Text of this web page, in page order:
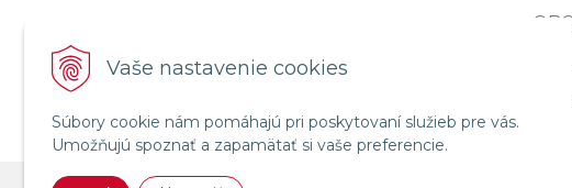
Vaše nastavenie cookies
Súbory cookie nám pomáhajú pri poskytovaní služieb pre vás.
Umožňujú spoznať a zapamätať si vaše preferencie.
Tel: +421 2 40252101
Fax: +421 2 44872870